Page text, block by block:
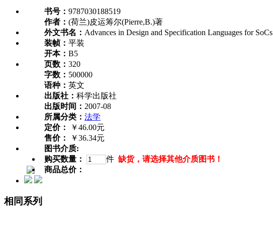
书号： 9787030188519
作者： (荷兰)皮运筹尔(Pierre,B.)著
外文书名： Advances in Design and Specification Languages for SoCs
装帧： 平装
开本： B5
页数： 320
字数： 500000
语种： 英文
出版社： 科学出版社
出版时间： 2007-08
所属分类： 法学
定价：
￥46.00元
售价：
￥36.34元
图书介质:
购买数量：
件 缺货，请选择其他介质图书！
商品总价：
相同系列